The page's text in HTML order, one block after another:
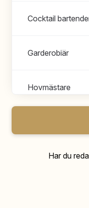
Cocktail
Garderobiär
Hovmästare
ServisHar du